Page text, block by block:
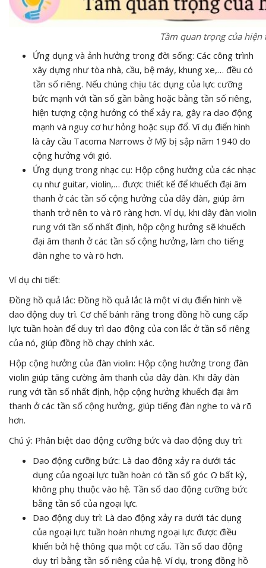
Tầm quan trọng của
Ứng dụng và ảnh hưởng trong đời sống: Các công trình
xây dựng như tòa nhà, cầu, bệ máy, khung xe,… đều có
tần số riêng. Nếu chúng chịu tác dụng của lực cưỡng
bức mạnh với tần số gần bằng hoặc bằng tần số riêng,
hiện tượng cộng hưởng có thể xảy ra, gây ra dao động
mạnh và nguy cơ hư hỏng hoặc sụp đổ. Ví dụ điển hình
là cây cầu Tacoma Narrows ở Mỹ bị sập năm 1940 do
cộng hưởng với gió.
Ứng dụng trong nhạc cụ: Hộp cộng hưởng của các nhạc
cụ như guitar, violin,… được thiết kế để khuếch đại âm
thanh ở các tần số cộng hưởng của dây đàn, giúp âm
thanh trở nên to và rõ ràng hơn. Ví dụ, khi dây đàn violin
rung với tần số nhất định, hộp cộng hưởng sẽ khuếch
đại âm thanh ở các tần số cộng hưởng, làm cho tiếng
đàn nghe to và rõ hơn.
Ví dụ chi tiết:
Đồng hồ quả lắc: Đồng hồ quả lắc là một ví dụ điển hình về
dao động duy trì. Cơ chế bánh răng trong đồng hồ cung cấp
lực tuần hoàn để duy trì dao động của con lắc ở tần số riêng
của nó, giúp đồng hồ chạy chính xác.
Hộp cộng hưởng của đàn violin: Hộp cộng hưởng trong đàn
violin giúp tăng cường âm thanh của dây đàn. Khi dây đàn
rung với tần số nhất định, hộp cộng hưởng khuếch đại âm
thanh ở các tần số cộng hưởng, giúp tiếng đàn nghe to và rõ
hơn.
Chú ý: Phân biệt dao động cưỡng bức và dao động duy trì:
Dao động cưỡng bức: Là dao động xảy ra dưới tác
dụng của ngoại lực tuần hoàn có tần số góc Ω bất kỳ,
không phụ thuộc vào hệ. Tần số dao động cưỡng bức
bằng tần số của ngoại lực.
Dao động duy trì: Là dao động xảy ra dưới tác dụng
của ngoại lực tuần hoàn nhưng ngoại lực được điều
khiển bởi hệ thông qua một cơ cấu. Tần số dao động
duy trì bằng tần số riêng của hệ. Ví dụ, trong đồng hồ